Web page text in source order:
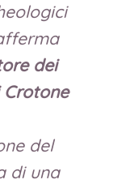
dei
del
di una